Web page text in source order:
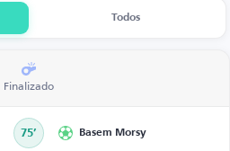
Todos
Finalizado
75’ Basem Morsy